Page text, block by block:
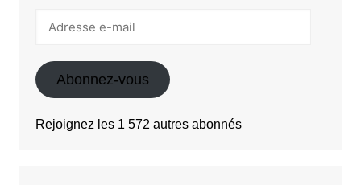
Abonnez-vous
Rejoignez les 1 572 autres abonnés